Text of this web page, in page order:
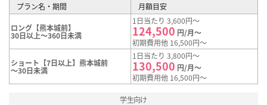
プラン名・期間 月額目安
ロング【熊本城前】
30日以上～360日未満
1日当たり 3,600円～
124,500 円/月～
初期費用他 16,500円～
ショート【7日以上】熊本城前
～30日未満
1日当たり 3,800円～
130,500 円/月～
初期費用他 16,500円～
学生向け